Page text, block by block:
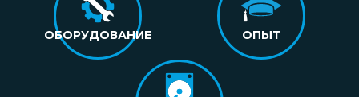
ОБОРУДОВАНИЕ ОПЫТ